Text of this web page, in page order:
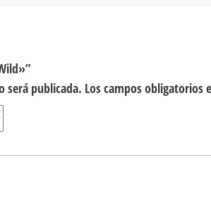
será publicada. Los campos obligatorios